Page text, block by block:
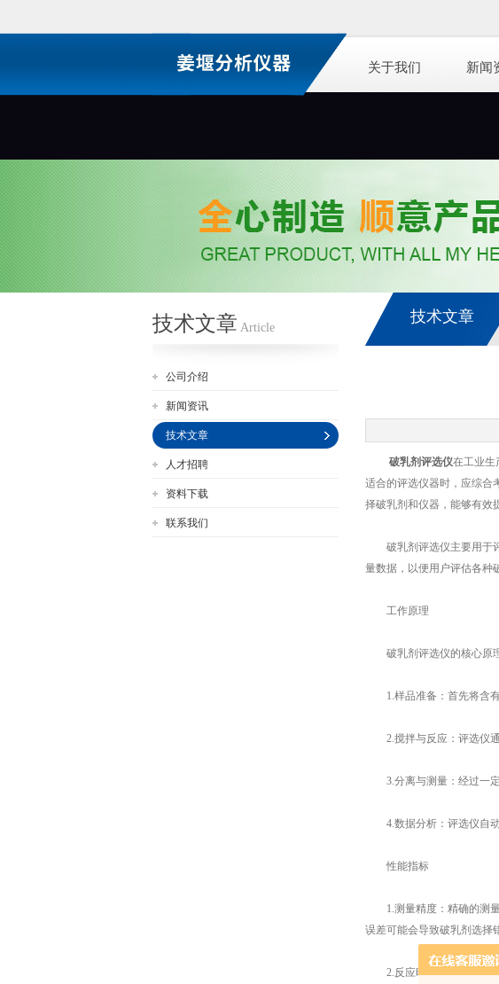
关于我们 新闻
技术文章 Article
公司介绍
新闻资讯
技术文章
人才招聘
资料下载
联系我们
技术文章
破乳剂评选仪在工业生
适合的评选仪器时，应综合
择破乳剂和仪器，能够有效
破乳剂评选仪主要用于评
量数据，以便用户评估各种
工作原理
破乳剂评选仪的核心原理
1.样品准备：首先将含有
2.搅拌与反应：评选仪通
3.分离与测量：经过一定
4.数据分析：评选仪自动
性能指标
1.测量精度：精确的测量
误差可能会导致破乳剂选择
2.反应时间：不同的破乳